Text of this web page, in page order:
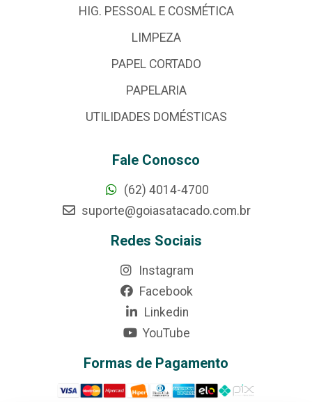
HIG. PESSOAL E COSMÉTICA
LIMPEZA
PAPEL CORTADO
PAPELARIA
UTILIDADES DOMÉSTICAS
Fale Conosco
(62) 4014-4700
suporte@goiasatacado.com.br
Redes Sociais
Instagram
Facebook
Linkedin
YouTube
Formas de Pagamento